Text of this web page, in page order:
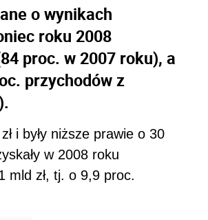
o wynikach
roku 2008
proc. w 2007 roku), a
przychodów z
i były niższe prawie o 30
w 2008 roku
mld zł, tj. o 9,9 proc.